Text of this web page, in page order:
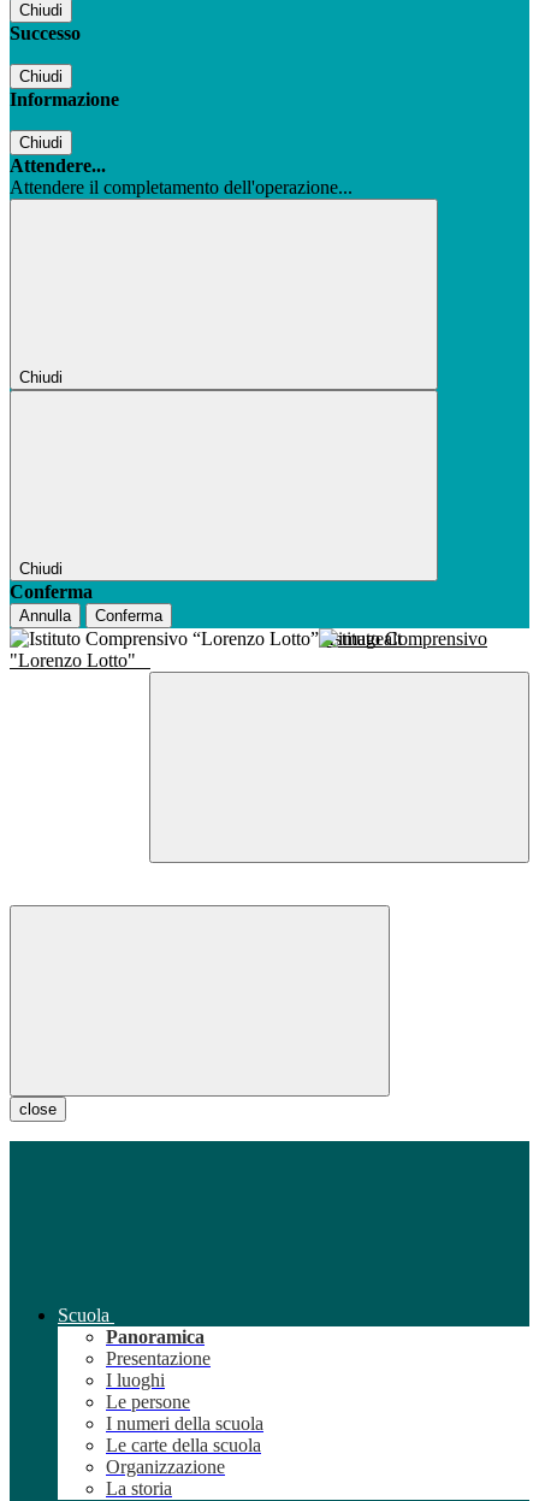
Chiudi
Successo
Chiudi
Informazione
Chiudi
Attendere...
Attendere il completamento dell'operazione...
Chiudi
Chiudi
Conferma
Annulla Conferma
Istituto Comprensivo
"Lorenzo Lotto"
close
Scuola
Panoramica
Presentazione
I luoghi
Le persone
I numeri della scuola
Le carte della scuola
Organizzazione
La storia